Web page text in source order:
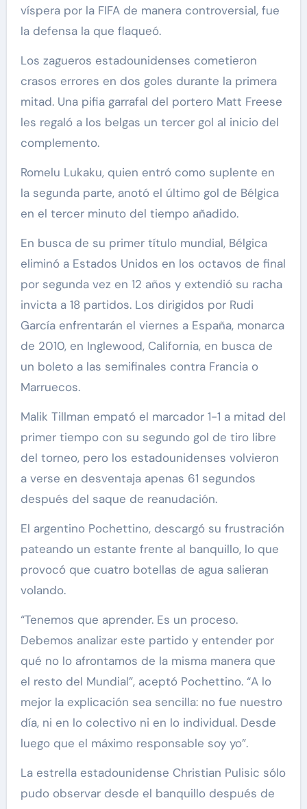
víspera por la FIFA de manera controversial, fue
la defensa la que flaqueó.
Los zagueros estadounidenses cometieron
crasos errores en dos goles durante la primera
mitad. Una pifia garrafal del portero Matt Freese
les regaló a los belgas un tercer gol al inicio del
complemento.
Romelu Lukaku, quien entró como suplente en
la segunda parte, anotó el último gol de Bélgica
en el tercer minuto del tiempo añadido.
En busca de su primer título mundial, Bélgica
eliminó a Estados Unidos en los octavos de final
por segunda vez en 12 años y extendió su racha
invicta a 18 partidos. Los dirigidos por Rudi
García enfrentarán el viernes a España, monarca
de 2010, en Inglewood, California, en busca de
un boleto a las semifinales contra Francia o
Marruecos.
Malik Tillman empató el marcador 1-1 a mitad del
primer tiempo con su segundo gol de tiro libre
del torneo, pero los estadounidenses volvieron
a verse en desventaja apenas 61 segundos
después del saque de reanudación.
El argentino Pochettino, descargó su frustración
pateando un estante frente al banquillo, lo que
provocó que cuatro botellas de agua salieran
volando.
“Tenemos que aprender. Es un proceso.
Debemos analizar este partido y entender por
qué no lo afrontamos de la misma manera que
el resto del Mundial”, aceptó Pochettino. “A lo
mejor la explicación sea sencilla: no fue nuestro
día, ni en lo colectivo ni en lo individual. Desde
luego que el máximo responsable soy yo”.
La estrella estadounidense Christian Pulisic sólo
pudo observar desde el banquillo después de